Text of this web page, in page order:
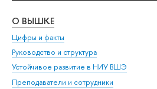
О ВЫШКЕ
Цифры и факты
Руководство и структура
Устойчивое развитие в НИУ ВШЭ
Преподаватели и сотрудники